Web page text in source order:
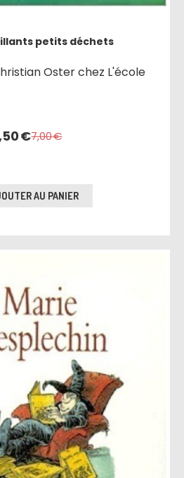
petits déchets
Oster chez L'école
€7,00€
AU PANIER